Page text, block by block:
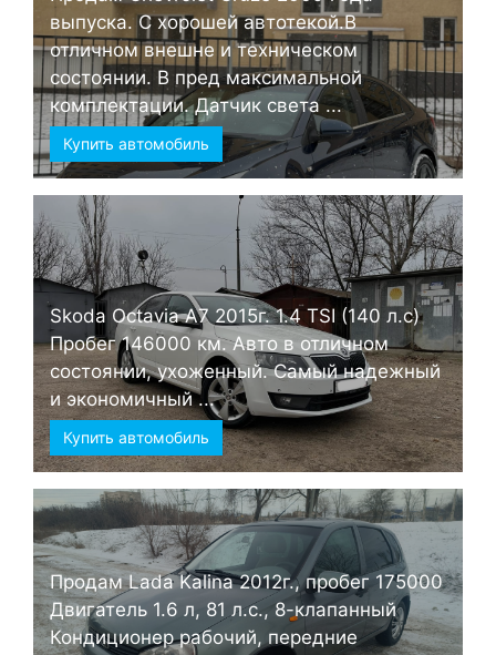
выпуска. С хорошей автотекой.В
отличном внешне и техническом
состоянии. В пред максимальной
комплектации. Датчик света ...
Купить автомобиль
Skoda Octavia А7 2015г. 1.4 TSI (140 л.с)
Пробег 146000 км. Авто в отличном
состоянии, ухоженный. Самый надежный
и экономичный ...
Купить автомобиль
Продам Lada Kalina 2012г., пробег 175000
Двигатель 1.6 л, 81 л.с., 8-клапанный
Кондиционер рабочий, передние